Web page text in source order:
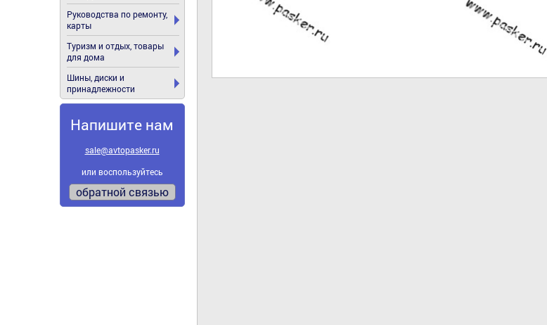
Руководства по ремонту,
карты
Туризм и отдых, товары
для дома
Шины, диски и
принадлежности
Напишите нам
sale@avtopasker.ru
или воспользуйтесь
обратной связью